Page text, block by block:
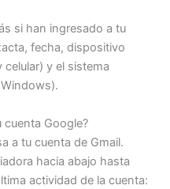
si han ingresado a tu
fecha, dispositivo
y el sistema
cuenta Google?
a tu cuenta de Gmail.
hacia abajo hasta
actividad de la cuenta: